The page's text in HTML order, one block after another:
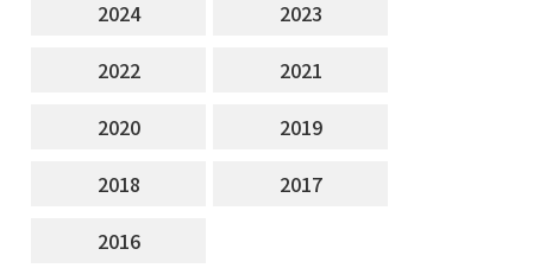
2024
2023
2022
2021
2020
2019
2018
2017
2016